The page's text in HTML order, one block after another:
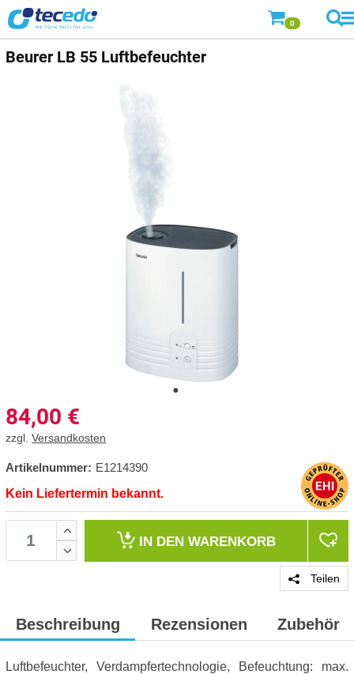
0
Beurer LB 55 Luftbefeuchter
84,00 €
zzgl. Versandkosten
Artikelnummer: E1214390
Kein Liefertermin bekannt.
IN DEN WARENKORB
Teilen
Beschreibung Rezensionen Zubehör
Luftbefeuchter, Verdampfertechnologie, Befeuchtung: max.